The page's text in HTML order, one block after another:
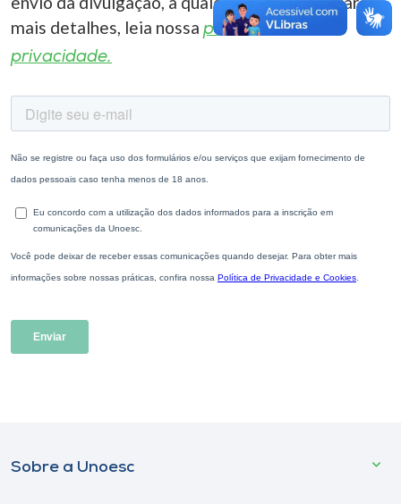
mais detalhes, leia nossa política de
privacidade.
Sobre a Unoesc